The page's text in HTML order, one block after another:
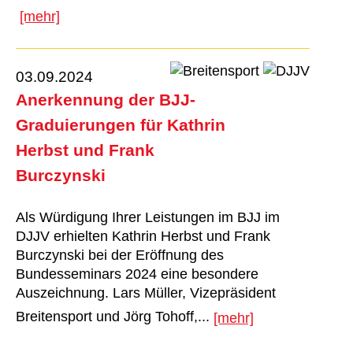
[mehr]
03.09.2024
Anerkennung der BJJ-
Graduierungen für Kathrin
Herbst und Frank
Burczynski
Als Würdigung Ihrer Leistungen im BJJ im
DJJV erhielten Kathrin Herbst und Frank
Burczynski bei der Eröffnung des
Bundesseminars 2024 eine besondere
Auszeichnung. Lars Müller, Vizepräsident
Breitensport und Jörg Tohoff,... [mehr]